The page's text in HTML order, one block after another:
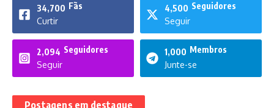
34,700 Fãs
Curtir
4,500 Seguidores
Seguir
2,094 Seguidores
Seguir
1,000 Membros
Junte-se
Postagens em destaque